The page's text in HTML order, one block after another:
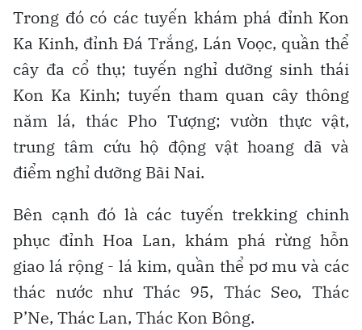
Trong đó có các tuyến khám phá đỉnh Kon
Ka Kinh, đỉnh Đá Trắng, Lán Voọc, quần thể
cây đa cổ thụ; tuyến nghỉ dưỡng sinh thái
Kon Ka Kinh; tuyến tham quan cây thông
năm lá, thác Pho Tượng; vườn thực vật,
trung tâm cứu hộ động vật hoang dã và
điểm nghỉ dưỡng Bãi Nai.
Bên cạnh đó là các tuyến trekking chinh
phục đỉnh Hoa Lan, khám phá rừng hỗn
giao lá rộng - lá kim, quần thể pơ mu và các
thác nước như Thác 95, Thác Seo, Thác
P’Ne, Thác Lan, Thác Kon Bông.